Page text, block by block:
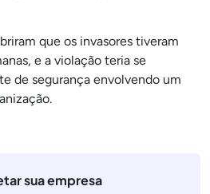
que os invasores tiveram
e a violação teria se
de segurança envolvendo um
sua empresa